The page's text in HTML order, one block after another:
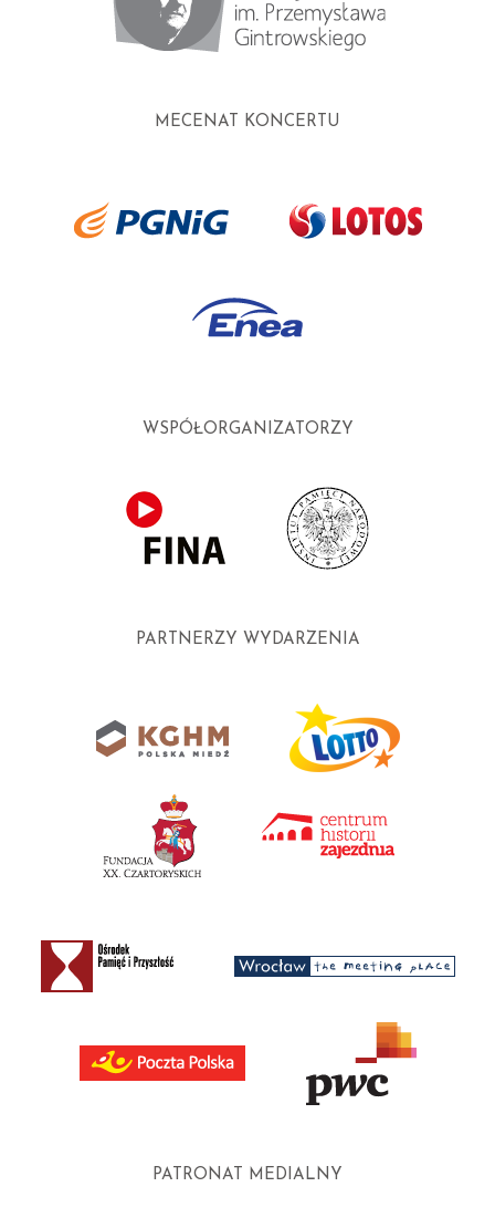
MECENAT KONCERTU
WSPÓŁORGANIZATORZY
PARTNERZY WYDARZENIA
PATRONAT MEDIALNY